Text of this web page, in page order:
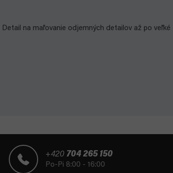
na maľovanie od jemných detailov až po veľké
+420 704 265 150
Po-Pi 8:00 - 16:00